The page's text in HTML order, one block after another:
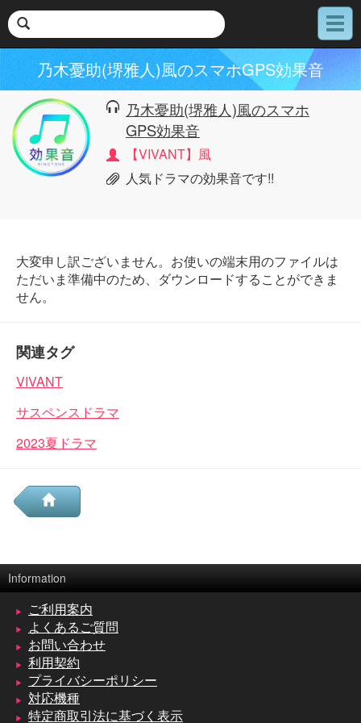
メ
ニ
乃木憂助(堺雅人)風のスマホGPS効果音
乃木憂助(堺雅人)風のスマホ
GPS効果音
【VIVANT】風
人気ドラマの効果音です!!
大変申し訳ございません。お使いの端末用のファイルは
ただいま準備中のため、ダウンロードすることができま
せん。
関連タグ
VIVANT
サスペンスドラマ
2023夏ドラマ
Information
ご利用案内
よくあるご質問
お問い合わせ
利用契約
プライバシーポリシー
対応機種
特定商取引法に基づく表示